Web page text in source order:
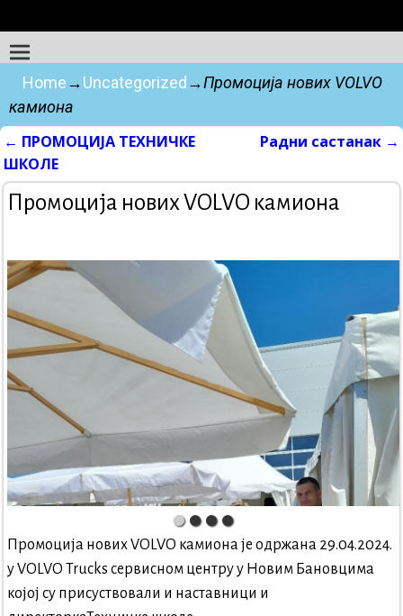
Home→Uncategorized →Промоција нових VOLVO
камиона
Post navigation
← ПРОМОЦИЈА ТЕХНИЧКЕ
ШКОЛЕ
Радни састанак →
Промоција нових VOLVO камиона
Промоција нових VOLVO камиона је одржана 29.04.2024.
у VOLVO Trucks сервисном центру у Новим Бановцима
којој су присуствовали и наставници и